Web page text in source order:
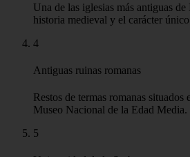
Una de las iglesias más antiguas
historia medieval y el carácter
4
Antiguas ruinas romanas
Restos de termas romanas
Museo Nacional de la Edad Media.
5